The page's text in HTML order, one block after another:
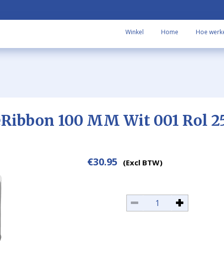
Winkel Home Hoe
100 MM Wit 001 Rol
€30.95 (Excl BTW)